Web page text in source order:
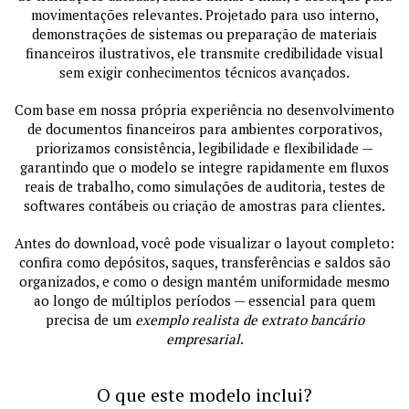
movimentações relevantes. Projetado para uso interno,
demonstrações de sistemas ou preparação de materiais
financeiros ilustrativos, ele transmite credibilidade visual
sem exigir conhecimentos técnicos avançados.
Com base em nossa própria experiência no desenvolvimento
de documentos financeiros para ambientes corporativos,
priorizamos consistência, legibilidade e flexibilidade —
garantindo que o modelo se integre rapidamente em fluxos
reais de trabalho, como simulações de auditoria, testes de
softwares contábeis ou criação de amostras para clientes.
Antes do download, você pode visualizar o layout completo:
confira como depósitos, saques, transferências e saldos são
organizados, e como o design mantém uniformidade mesmo
ao longo de múltiplos períodos — essencial para quem
precisa de um exemplo realista de extrato bancário
empresarial.
O que este modelo inclui?